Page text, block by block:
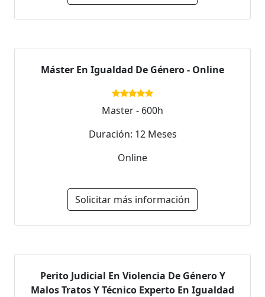
Máster En Igualdad De Género - Online
Master - 600h
Duración: 12 Meses
Online
Solicitar más información
Perito Judicial En Violencia De Género Y
Malos Tratos Y Técnico Experto En Igualdad